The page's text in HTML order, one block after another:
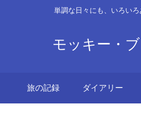
単調な日々にも、いろいろ
モッキー・
旅の記録 ダイアリー